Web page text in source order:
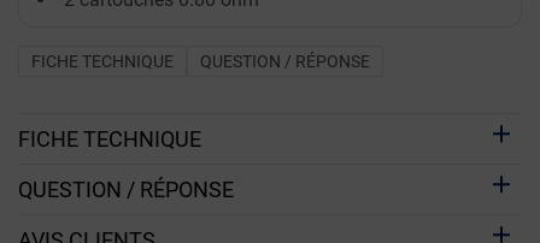
FICHE TECHNIQUE QUESTION / RÉPONSE
FICHE TECHNIQUE
QUESTION / RÉPONSE